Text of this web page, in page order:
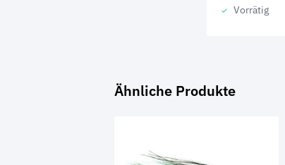
Vorrätig
Ähnliche Produkte